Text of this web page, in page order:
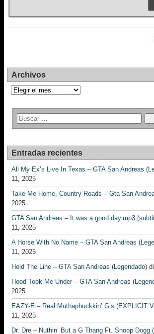
Archivos
Archivos
Entradas recientes
All My Ex’s Live In Texas – GTA San Andreas
11, 2025
Take Me Home, Country Roads – Gta San
2025
GTA San Andreas – It was a good day.mp3
11, 2025
A Horse With No Name – GTA San Andreas
11, 2025
Hold The Line – GTA San Andreas (Legendado)
Hood Took Me Under – GTA San Andreas
2025
EAZY-E – Real Muthaphuckkin’ G’s (EXPLICIT
11, 2025
Dr. Dre – Nuthin’ But a G Thang Ft. Snoop Dogg